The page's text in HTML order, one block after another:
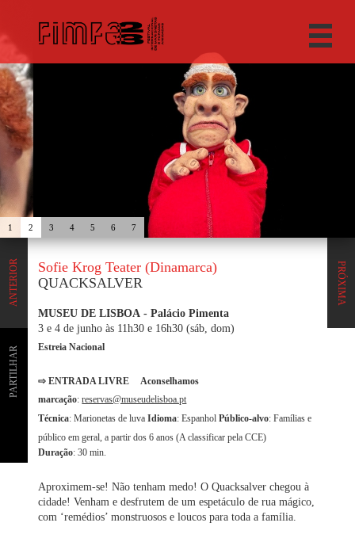
1 2 3 4 5 6 7
PRÓXIMA
ANTERIOR
PARTILHAR
Sofie Krog Teater (Dinamarca)
QUACKSALVER
MUSEU DE LISBOA - Palácio Pimenta
3 e 4 de junho às 11h30 e 16h30 (sáb, dom)
Estreia Nacional
⇨ ENTRADA LIVRE Aconselhamos
marcação:reservas@museudelisboa.pt
Técnica: Marionetas de luvaIdioma: EspanholPúblico-alvo: Famílias e
público em geral, a partir dos 6 anos (A classificar pela CCE)
Duração: 30 min.
Aproximem-se! Não tenham medo! O Quacksalver chegou à
cidade! Venham e desfrutem de um espetáculo de rua mágico,
com ‘remédios’ monstruosos e loucos para toda a família.